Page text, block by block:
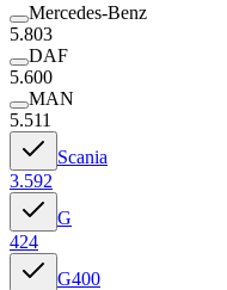
Mercedes-Benz
5.803
DAF
5.600
MAN
5.511
Scania
3.592
G
424
G400